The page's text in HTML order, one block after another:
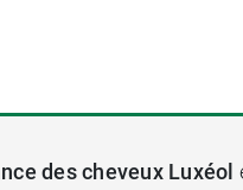
des cheveux Luxéol